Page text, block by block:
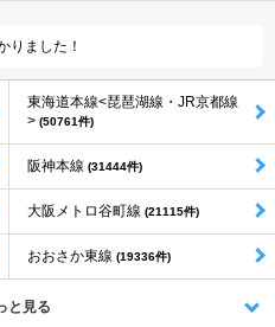
りました！
東海道本線<琵琶湖線・JR京都線
> (50761件)
阪神本線 (31444件)
大阪メトロ谷町線 (21115件)
おおさか東線 (19336件)
と見る